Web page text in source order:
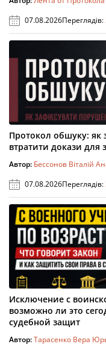
07.08.2026Переглядів:
Протокол обшуку: як
втратити докази для
Автор: Бессонов Віталій
07.08.2026Переглядів:
Исключение с
возможно ли это
судебной защит
Автор:Тарасенко Вера